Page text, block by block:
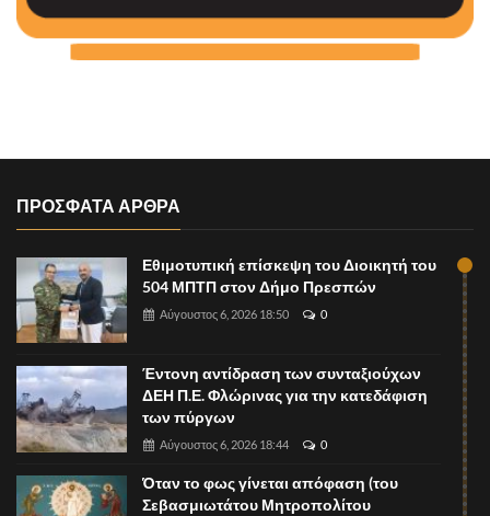
ΠΡΟΣΦΑΤΑ ΑΡΘΡΑ
Εθιμοτυπική επίσκεψη του Διοικητή του
504 ΜΠΤΠ στον Δήμο Πρεσπών
Αύγουστος 6, 2026 18:50 0
Έντονη αντίδραση των συνταξιούχων
ΔΕΗ Π.Ε. Φλώρινας για την κατεδάφιση
των πύργων
Αύγουστος 6, 2026 18:44 0
Όταν το φως γίνεται απόφαση (του
Σεβασμιωτάτου Μητροπολίτου